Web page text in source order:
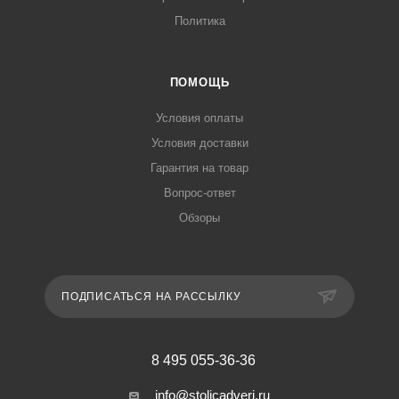
Политика
ПОМОЩЬ
Условия оплаты
Условия доставки
Гарантия на товар
Вопрос-ответ
Обзоры
ПОДПИСАТЬСЯ НА РАССЫЛКУ
8 495 055-36-36
info@stolicadveri.ru